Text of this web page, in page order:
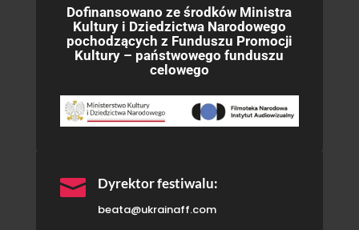
Dofinansowano ze środków Ministra
Kultury i Dziedzictwa Narodowego
pochodzących z Funduszu Promocji
Kultury – państwowego funduszu
celowego
 Dyrektor festiwalu:
beata@ukrainaff.com